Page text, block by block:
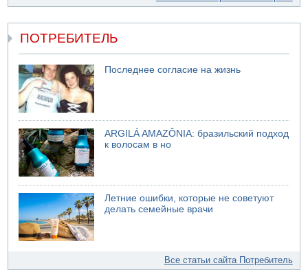
ПОТРЕБИТЕЛЬ
Последнее согласие на жизнь
ARGILÁ AMAZÔNIA: бразильский подход
к волосам в но
Летние ошибки, которые не советуют
делать семейные врачи
Все статьи сайта Потребитель